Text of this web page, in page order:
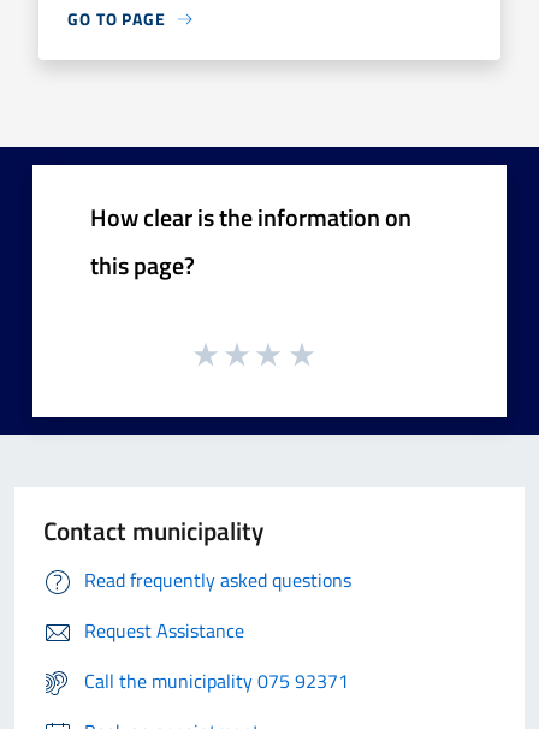
GO TO PAGE
How clear is the information on
this page?
Contact municipality
Read frequently asked questions
Request Assistance
Call the municipality 075 92371